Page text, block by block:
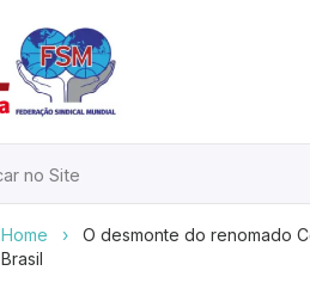
Home ›
O desmonte do renomado
Brasil